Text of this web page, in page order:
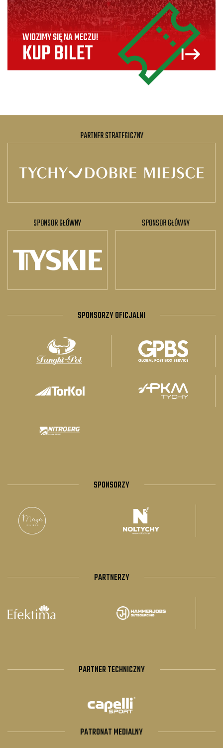
WIDZIMY SIĘ NA MECZU!
KUP BILET
PARTNER STRATEGICZNY
SPONSOR GŁÓWNY SPONSOR GŁÓWNY
SPONSORZY OFICJALNI
SPONSORZY
PARTNERZY
PARTNER TECHNICZNY
PATRONAT MEDIALNY